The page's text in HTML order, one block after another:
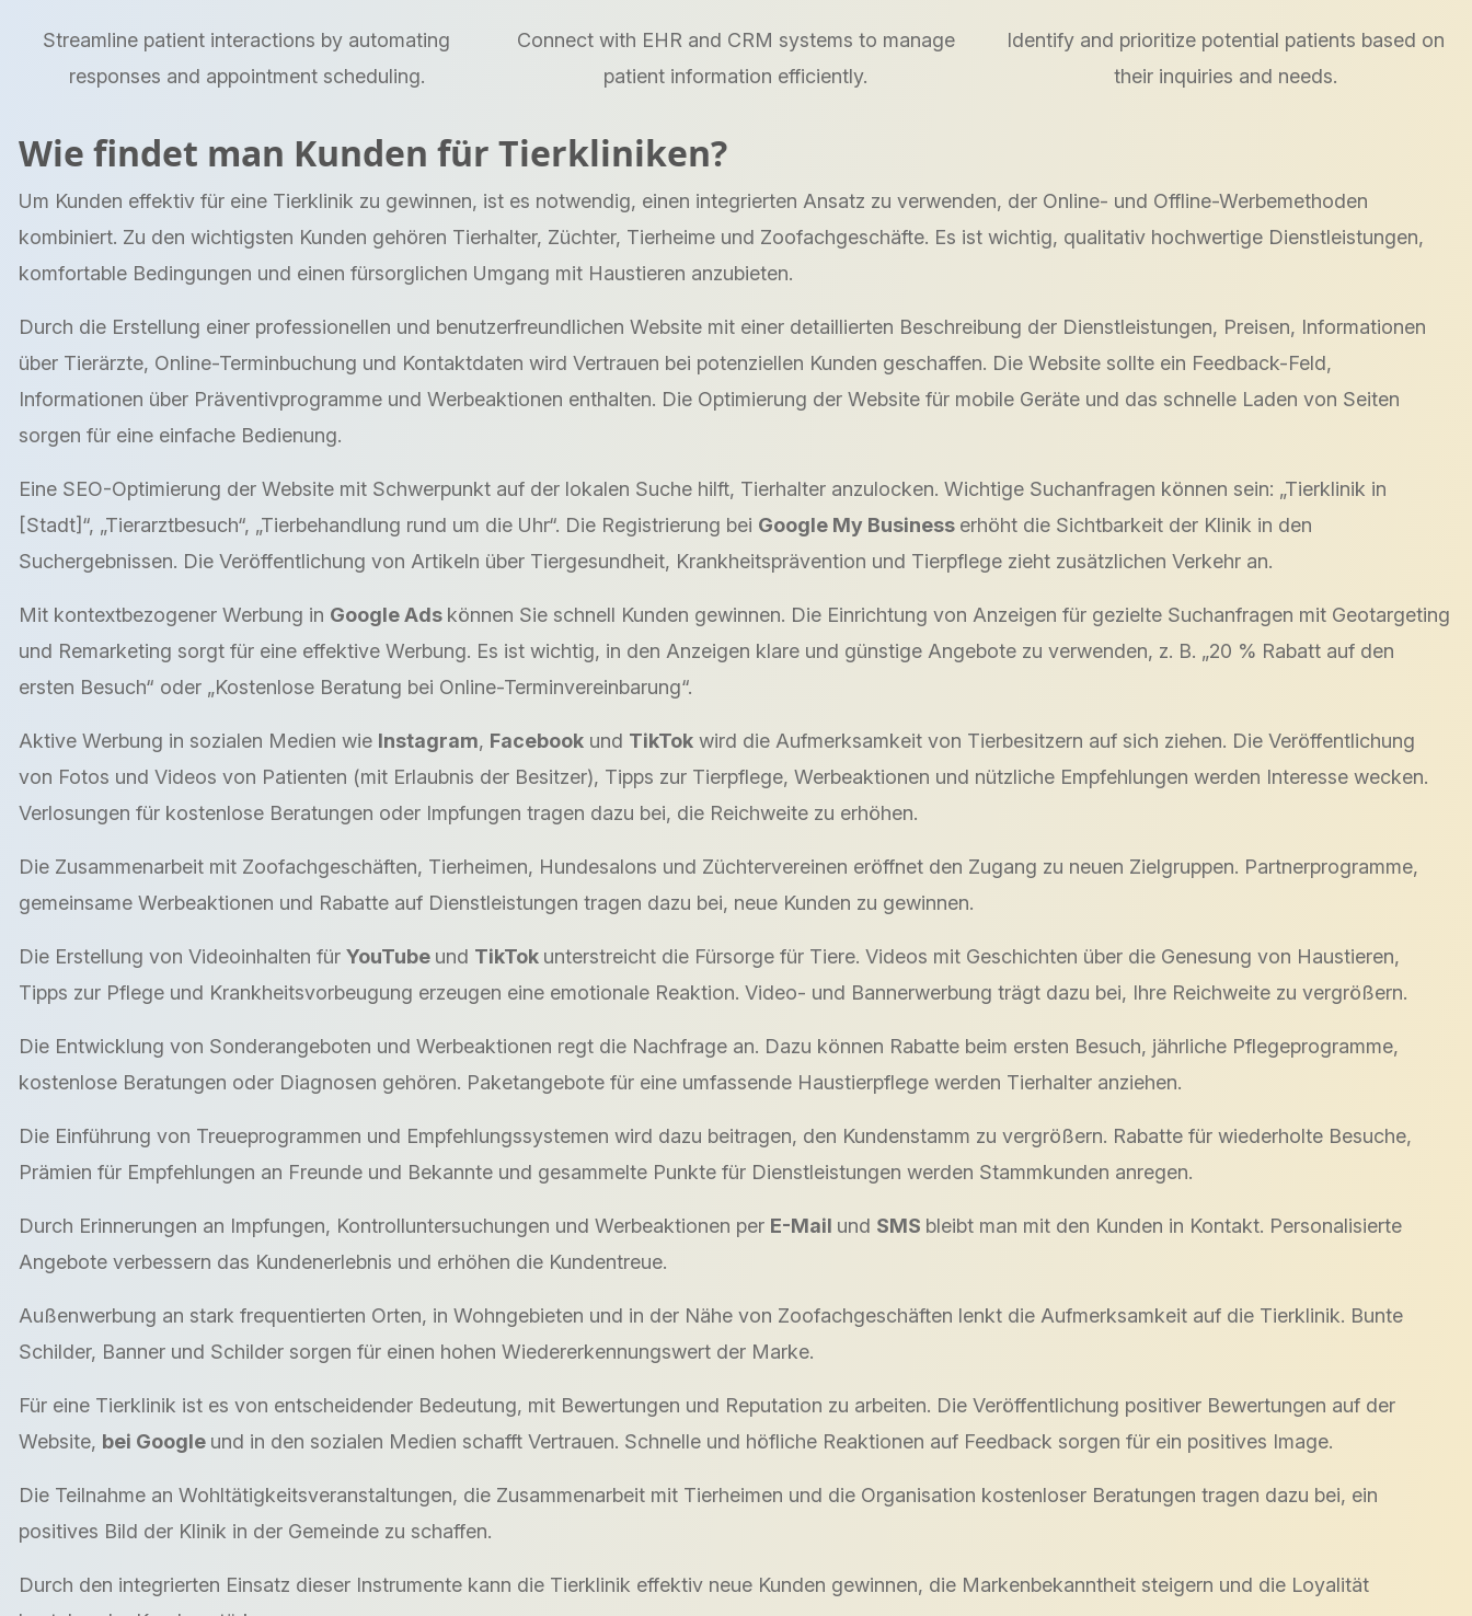
Streamline patient interactions by automating
responses and appointment scheduling.
Connect with EHR and CRM systems to manage
patient information efficiently.
Identify and prioritize potential patients based on
their inquiries and needs.
Wie findet man Kunden für Tierkliniken?
Um Kunden effektiv für eine Tierklinik zu gewinnen, ist es notwendig, einen integrierten Ansatz zu verwenden, der Online- und Offline-Werbemethoden
kombiniert. Zu den wichtigsten Kunden gehören Tierhalter, Züchter, Tierheime und Zoofachgeschäfte. Es ist wichtig, qualitativ hochwertige Dienstleistungen,
komfortable Bedingungen und einen fürsorglichen Umgang mit Haustieren anzubieten.
Durch die Erstellung einer professionellen und benutzerfreundlichen Website mit einer detaillierten Beschreibung der Dienstleistungen, Preisen, Informationen
über Tierärzte, Online-Terminbuchung und Kontaktdaten wird Vertrauen bei potenziellen Kunden geschaffen. Die Website sollte ein Feedback-Feld,
Informationen über Präventivprogramme und Werbeaktionen enthalten. Die Optimierung der Website für mobile Geräte und das schnelle Laden von Seiten
sorgen für eine einfache Bedienung.
Eine SEO-Optimierung der Website mit Schwerpunkt auf der lokalen Suche hilft, Tierhalter anzulocken. Wichtige Suchanfragen können sein: „Tierklinik in
[Stadt]“, „Tierarztbesuch“, „Tierbehandlung rund um die Uhr“. Die Registrierung bei Google My Business erhöht die Sichtbarkeit der Klinik in den
Suchergebnissen. Die Veröffentlichung von Artikeln über Tiergesundheit, Krankheitsprävention und Tierpflege zieht zusätzlichen Verkehr an.
Mit kontextbezogener Werbung in Google Ads können Sie schnell Kunden gewinnen. Die Einrichtung von Anzeigen für gezielte Suchanfragen mit Geotargeting
und Remarketing sorgt für eine effektive Werbung. Es ist wichtig, in den Anzeigen klare und günstige Angebote zu verwenden, z. B. „20 % Rabatt auf den
ersten Besuch“ oder „Kostenlose Beratung bei Online-Terminvereinbarung“.
Aktive Werbung in sozialen Medien wie Instagram, Facebook und TikTok wird die Aufmerksamkeit von Tierbesitzern auf sich ziehen. Die Veröffentlichung
von Fotos und Videos von Patienten (mit Erlaubnis der Besitzer), Tipps zur Tierpflege, Werbeaktionen und nützliche Empfehlungen werden Interesse wecken.
Verlosungen für kostenlose Beratungen oder Impfungen tragen dazu bei, die Reichweite zu erhöhen.
Die Zusammenarbeit mit Zoofachgeschäften, Tierheimen, Hundesalons und Züchtervereinen eröffnet den Zugang zu neuen Zielgruppen. Partnerprogramme,
gemeinsame Werbeaktionen und Rabatte auf Dienstleistungen tragen dazu bei, neue Kunden zu gewinnen.
Die Erstellung von Videoinhalten für YouTube und TikTok unterstreicht die Fürsorge für Tiere. Videos mit Geschichten über die Genesung von Haustieren,
Tipps zur Pflege und Krankheitsvorbeugung erzeugen eine emotionale Reaktion. Video- und Bannerwerbung trägt dazu bei, Ihre Reichweite zu vergrößern.
Die Entwicklung von Sonderangeboten und Werbeaktionen regt die Nachfrage an. Dazu können Rabatte beim ersten Besuch, jährliche Pflegeprogramme,
kostenlose Beratungen oder Diagnosen gehören. Paketangebote für eine umfassende Haustierpflege werden Tierhalter anziehen.
Die Einführung von Treueprogrammen und Empfehlungssystemen wird dazu beitragen, den Kundenstamm zu vergrößern. Rabatte für wiederholte Besuche,
Prämien für Empfehlungen an Freunde und Bekannte und gesammelte Punkte für Dienstleistungen werden Stammkunden anregen.
Durch Erinnerungen an Impfungen, Kontrolluntersuchungen und Werbeaktionen per E-Mail und SMS bleibt man mit den Kunden in Kontakt. Personalisierte
Angebote verbessern das Kundenerlebnis und erhöhen die Kundentreue.
Außenwerbung an stark frequentierten Orten, in Wohngebieten und in der Nähe von Zoofachgeschäften lenkt die Aufmerksamkeit auf die Tierklinik. Bunte
Schilder, Banner und Schilder sorgen für einen hohen Wiedererkennungswert der Marke.
Für eine Tierklinik ist es von entscheidender Bedeutung, mit Bewertungen und Reputation zu arbeiten. Die Veröffentlichung positiver Bewertungen auf der
Website, bei Google und in den sozialen Medien schafft Vertrauen. Schnelle und höfliche Reaktionen auf Feedback sorgen für ein positives Image.
Die Teilnahme an Wohltätigkeitsveranstaltungen, die Zusammenarbeit mit Tierheimen und die Organisation kostenloser Beratungen tragen dazu bei, ein
positives Bild der Klinik in der Gemeinde zu schaffen.
Durch den integrierten Einsatz dieser Instrumente kann die Tierklinik effektiv neue Kunden gewinnen, die Markenbekanntheit steigern und die Loyalität